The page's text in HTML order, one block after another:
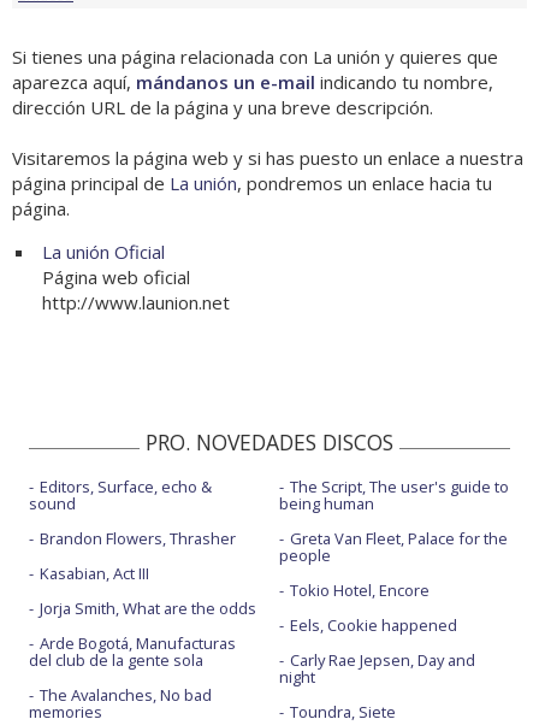
Si tienes una página relacionada con La unión y quieres que
aparezca aquí, mándanos un e-mail indicando tu nombre,
dirección URL de la página y una breve descripción.
Visitaremos la página web y si has puesto un enlace a nuestra
página principal de La unión, pondremos un enlace hacia tu
página.
La unión Oficial
Página web oficial
http://www.launion.net
PRO. NOVEDADES DISCOS
Editors, Surface, echo &
sound
Brandon Flowers, Thrasher
Kasabian, Act III
Jorja Smith, What are the odds
Arde Bogotá, Manufacturas
del club de la gente sola
The Avalanches, No bad
memories
The Script, The user's guide to
being human
Greta Van Fleet, Palace for the
people
Tokio Hotel, Encore
Eels, Cookie happened
Carly Rae Jepsen, Day and
night
Toundra, Siete